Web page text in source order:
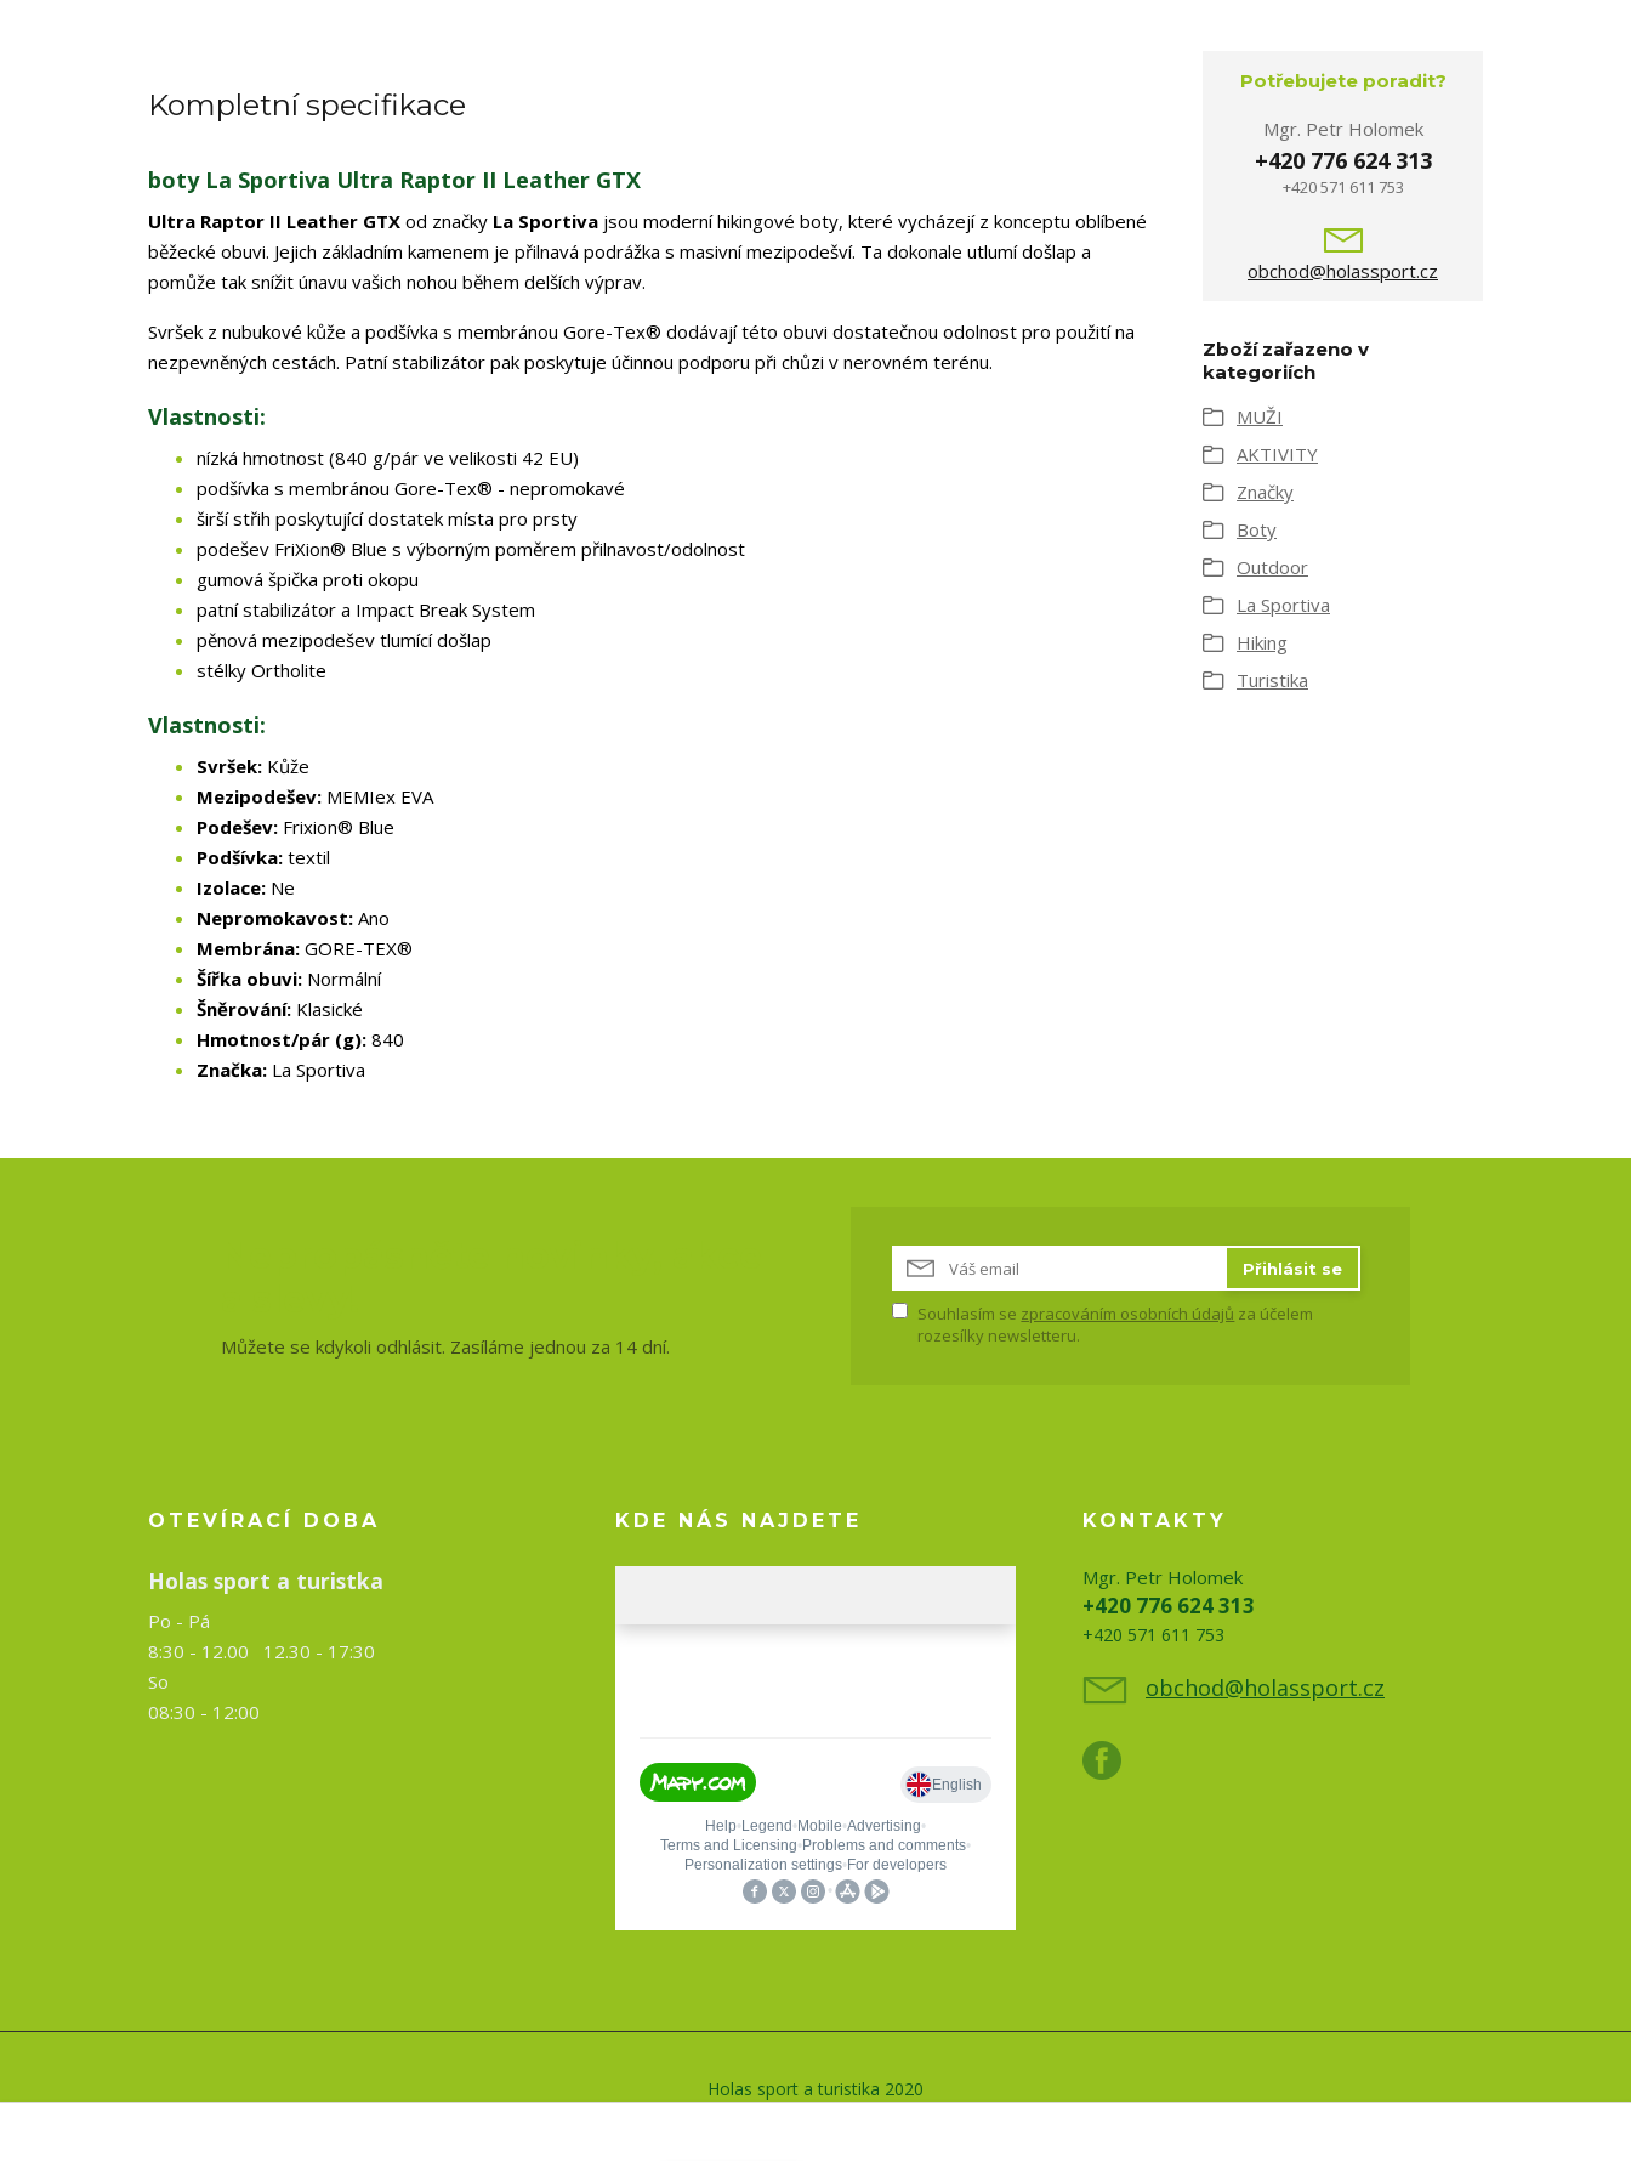
Kompletní specifikace
boty La Sportiva Ultra Raptor II Leather GTX
Ultra Raptor II Leather GTX od značky La Sportiva jsou moderní hikingové boty, které vycházejí z konceptu oblíbené
běžecké obuvi. Jejich základním kamenem je přilnavá podrážka s masivní mezipodešví. Ta dokonale utlumí došlap a
pomůže tak snížit únavu vašich nohou během delších výprav.
Svršek z nubukové kůže a podšívka s membránou Gore-Tex® dodávají této obuvi dostatečnou odolnost pro použití na
nezpevněných cestách. Patní stabilizátor pak poskytuje účinnou podporu při chůzi v nerovném terénu.
Vlastnosti:
nízká hmotnost (840 g/pár ve velikosti 42 EU)
podšívka s membránou Gore-Tex® - nepromokavé
širší střih poskytující dostatek místa pro prsty
podešev FriXion® Blue s výborným poměrem přilnavost/odolnost
gumová špička proti okopu
patní stabilizátor a Impact Break System
pěnová mezipodešev tlumící došlap
stélky Ortholite
Vlastnosti:
Svršek: Kůže
Mezipodešev: MEMIex EVA
Podešev: Frixion® Blue
Podšívka: textil
Izolace: Ne
Nepromokavost: Ano
Membrána: GORE-TEX®
Šířka obuvi: Normální
Šněrování: Klasické
Hmotnost/pár (g): 840
Značka: La Sportiva
Potřebujete poradit?
Mgr. Petr Holomek
+420 776 624 313
+420 571 611 753
obchod@holassport.cz
Zboží zařazeno v
kategoriích
MUŽI
AKTIVITY
Značky
Boty
Outdoor
La Sportiva
Hiking
Turistika
Můžete se kdykoli odhlásit. Zasíláme jednou za 14 dní.
Přihlásit se
Souhlasím se zpracováním osobních údajů za účelem
rozesílky newsletteru.
OTEVÍRACÍ DOBA
Holas sport a turistka
Po - Pá
8:30 - 12.00 12.30 - 17:30
So
08:30 - 12:00
KDE NÁS NAJDETE KONTAKTY
Mgr. Petr Holomek
+420 776 624 313
+420 571 611 753
obchod@holassport.cz
Holas sport a turistika 2020